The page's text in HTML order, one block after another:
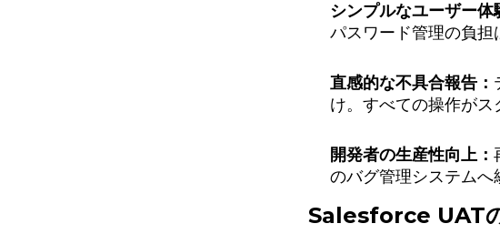
シンプルなユーザー体
パスワード管理の負担
直感的な不具合報告：
け。すべての操作がス
開発者の生産性向上：
のバグ管理システムへ
Salesforce UAT